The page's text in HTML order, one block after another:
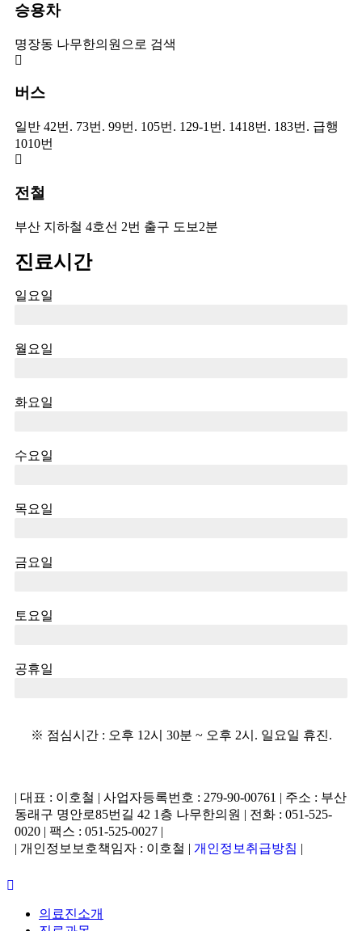
승용차
명장동 나무한의원으로 검색
버스
일반 42번. 73번. 99번. 105번. 129-1번. 1418번. 183번. 급행
1010번
전철
부산 지하철 4호선 2번 출구 도보2분
진료시간
일요일
월요일
화요일
수요일
목요일
금요일
토요일
공휴일
※ 점심시간 : 오후 12시 30분 ~ 오후 2시. 일요일 휴진.
| 대표 : 이호철 | 사업자등록번호 : 279-90-00761 | 주소 : 부산
동래구 명안로85번길 42 1층 나무한의원 | 전화 : 051-525-
0020 | 팩스 : 051-525-0027 |
| 개인정보보호책임자 : 이호철 | 개인정보취급방침 |
의료진소개